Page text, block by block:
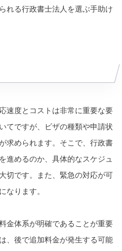
れる行政書士法人を選ぶ手助け
速度とコストは非常に重要な要
てですが、ビザの種類や申請状
求められます。そこで、行政書
進めるのか、具体的なスケジュ
切です。また、緊急の対応が可
なります。
金体系が明確であることが重要
、後で追加料金が発生する可能